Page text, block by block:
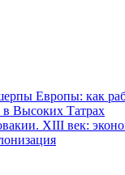
Европы: как
Высоких Татрах
XIII век: